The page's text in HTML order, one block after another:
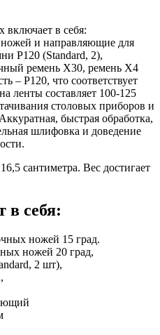
в себя:
и направляющие для
P120 (Standard, 2),
ремень X30, ремень X4
– Р120, что соответствует
ленты составляет 100-125
столовых приборов и
быстрая обработка,
шлифовка и доведение
сантиметра. Вес достигает
в себя:
ножей 15 град.
ножей 20 град,
2 шт),